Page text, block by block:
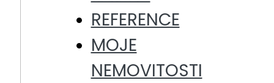
REFERENCE
MOJE
NEMOVITOSTI